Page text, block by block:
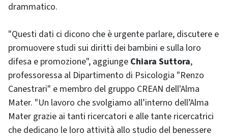
drammatico.
"Questi dati ci dicono che è urgente parlare, discutere e
promuovere studi sui diritti dei bambini e sulla loro
difesa e promozione", aggiunge Chiara Suttora,
professoressa al Dipartimento di Psicologia "Renzo
Canestrari" e membro del gruppo CREAN dell'Alma
Mater. "Un lavoro che svolgiamo all’interno dell’Alma
Mater grazie ai tanti ricercatori e alle tante ricercatrici
che dedicano le loro attività allo studio del benessere